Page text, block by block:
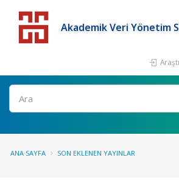
Akademik Veri Yönetim
ANA SAYFA SON EKLENEN YAYINLAR